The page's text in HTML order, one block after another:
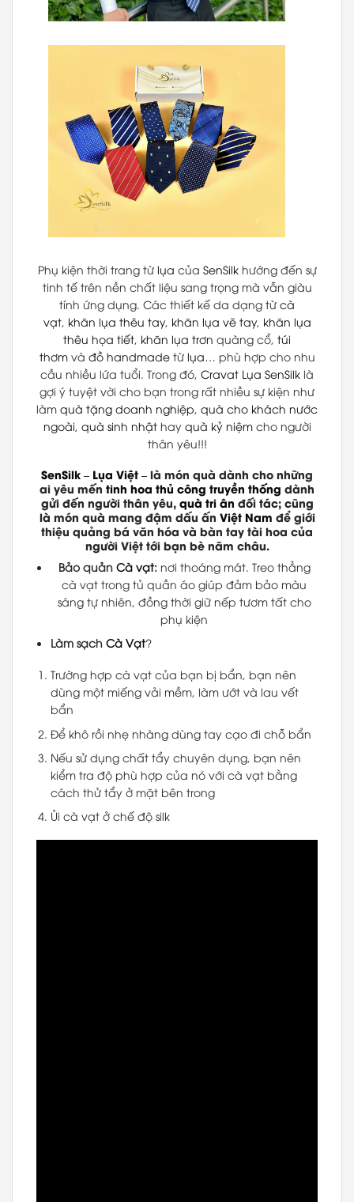
Phụ kiện thời trang từ lụa của SenSilkhướng đến sự
tinh tế trên nền chất liệu sang trọng mà vẫn giàu
tính ứng dụng. Các thiết kế da dạng từ cà
vạt, khăn lụa thêu tay, khăn lụa vẽ tay, khăn lụa
thêu họa tiết, khăn lụa trơn quàng cổ, túi
thơmvà đồ handmadetừ lụa… phù hợp cho nhu
cầu nhiều lứa tuổi. Trong đó, Cravat Lụa SenSilk là
gợi ý tuyệt vời cho bạn trong rất nhiều sự kiện như
làm quà tặng doanh nghiệp, quà cho khách nước
ngoài, quà sinh nhậthay quà kỷ niệmcho người
thân yêu!!!
SenSilk– Lụa Việt– là món quà dành cho những
ai yêu mếntinh hoa thủ công truyền thống dành
gửi đến người thân yêu,quà tri ân đối tác; cũng
là món quà mang đậm dấu ấn Việt Nam để giới
thiệu quảng bá văn hóa và bàn tay tài hoa của
người Việt tới bạn bè năm châu.
Bảo quản Cà vạt: nơi thoáng mát. Treo thẳng
cà vạt trong tủ quần áo giúp đảm bảo màu
sáng tự nhiên, đồng thời giữ nếp tươm tất cho
phụ kiện
Làm sạchCà Vạt?
Trường hợp cà vạt của bạn bị bẩn, bạn nên
dùng một miếng vải mềm, làm ướt và lau vết
bẩn
Để khô rồi nhẹ nhàng dùng tay cạo đi chỗ bẩn
Nếu sử dụng chất tẩy chuyên dụng, bạn nên
kiểm tra độ phù hợp của nó với cà vạt bằng
cách thử tẩy ở mặt bên trong
Ủi cà vạt ở chế độ silk